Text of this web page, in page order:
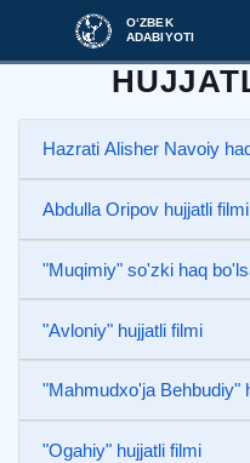
O‘ZBEK
ADABIYOTI
Hazrati Alisher Navoiy
Abdulla Oripov hujjatli filmi
"Muqimiy" so'zki haq
"Avloniy" hujjatli filmi
"Mahmudxo'ja Behbudiy"
"Ogahiy" hujjatli filmi